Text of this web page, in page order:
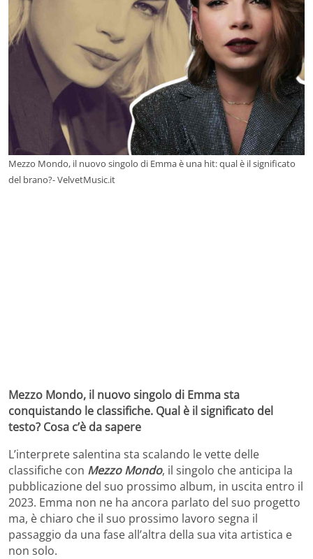
Mezzo Mondo, il nuovo singolo di Emma è una hit: qual è il significato
del brano?- VelvetMusic.it
Mezzo Mondo, il nuovo singolo di Emma sta
conquistando le classifiche. Qual è il significato del
testo? Cosa c’è da sapere
L’interprete salentina sta scalando le vette delle
classifiche con Mezzo Mondo, il singolo che anticipa la
pubblicazione del suo prossimo album, in uscita entro il
2023. Emma non ne ha ancora parlato del suo progetto
ma, è chiaro che il suo prossimo lavoro segna il
passaggio da una fase all’altra della sua vita artistica e
non solo.